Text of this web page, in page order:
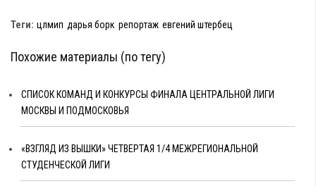
Теги: цлмип дарья борк репортаж евгений штербец
Похожие материалы (по тегу)
СПИСОК КОМАНД И КОНКУРСЫ ФИНАЛА ЦЕНТРАЛЬНОЙ ЛИГИ
МОСКВЫ И ПОДМОСКОВЬЯ
«ВЗГЛЯД ИЗ ВЫШКИ» ЧЕТВЕРТАЯ 1/4 МЕЖРЕГИОНАЛЬНОЙ
СТУДЕНЧЕСКОЙ ЛИГИ